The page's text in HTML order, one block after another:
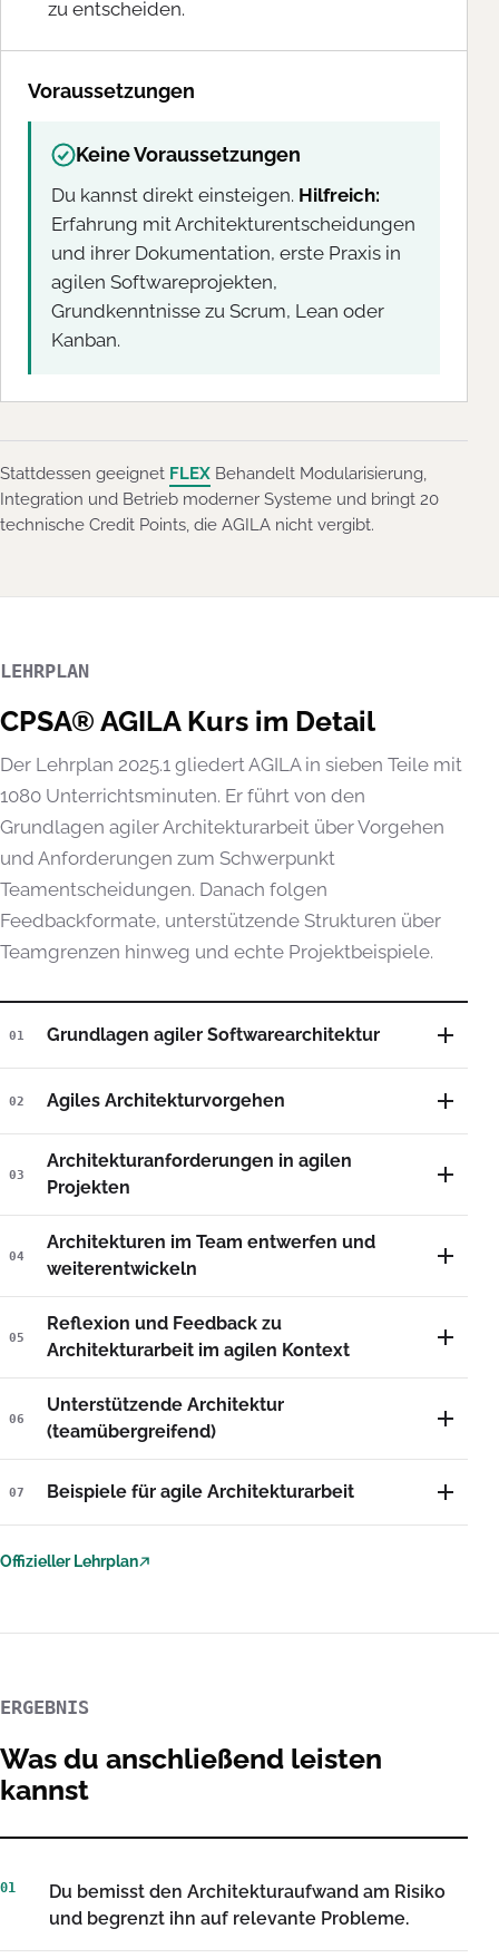
zu entscheiden.
Voraussetzungen
Keine Voraussetzungen
Du kannst direkt einsteigen. Hilfreich:
Erfahrung mit Architekturentscheidungen
und ihrer Dokumentation, erste Praxis in
agilen Softwareprojekten,
Grundkenntnisse zu Scrum, Lean oder
Kanban.
Stattdessen geeignet FLEX Behandelt Modularisierung,
Integration und Betrieb moderner Systeme und bringt 20
technische Credit Points, die AGILA nicht vergibt.
LEHRPLAN
CPSA® AGILA Kurs im Detail
Der Lehrplan 2025.1 gliedert AGILA in sieben Teile mit
1080 Unterrichtsminuten. Er führt von den
Grundlagen agiler Architekturarbeit über Vorgehen
und Anforderungen zum Schwerpunkt
Teamentscheidungen. Danach folgen
Feedbackformate, unterstützende Strukturen über
Teamgrenzen hinweg und echte Projektbeispiele.
01 Grundlagen agiler Softwarearchitektur
02 Agiles Architekturvorgehen
03
Architekturanforderungen in agilen
Projekten
04
Architekturen im Team entwerfen und
weiterentwickeln
05
Reflexion und Feedback zu
Architekturarbeit im agilen Kontext
06
Unterstützende Architektur
(teamübergreifend)
07 Beispiele für agile Architekturarbeit
Offizieller Lehrplan
(externer Link)
ERGEBNIS
Was du anschließend leisten
kannst
01
Du bemisst den Architekturaufwand am Risiko
und begrenzt ihn auf relevante Probleme.